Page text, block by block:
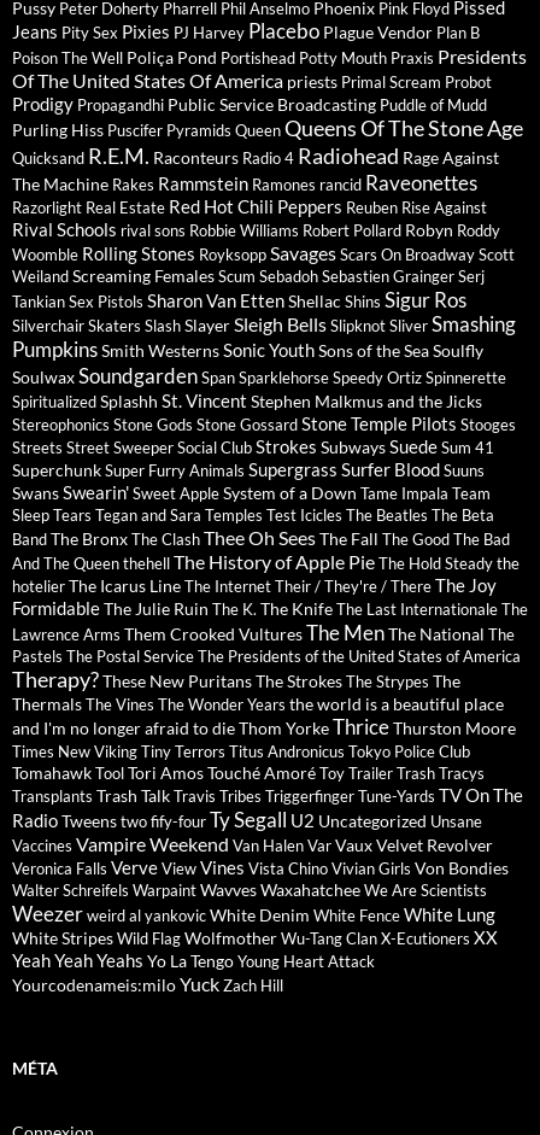
Pussy Peter Doherty Pharrell Phil Anselmo Phoenix Pink Floyd Pissed
Jeans Pity Sex Pixies PJ Harvey Placebo Plague Vendor Plan B
Poison The Well Poliça Pond Portishead Potty Mouth Praxis Presidents
Of The United States Of America priests Primal Scream Probot
Prodigy Propagandhi Public Service Broadcasting Puddle of Mudd
Purling Hiss Puscifer Pyramids QueenQueens Of The Stone Age
Quicksand R.E.M. Raconteurs Radio 4 Radiohead Rage Against
The Machine Rakes Rammstein Ramones rancid Raveonettes
Razorlight Real Estate Red Hot Chili Peppers Reuben Rise Against
Rival Schools rival sons Robbie Williams Robert Pollard Robyn Roddy
Woomble Rolling Stones RoyksoppSavagesScars On BroadwayScott
WeilandScreaming FemalesScum SebadohSebastien GraingerSerj
TankianSex Pistols Sharon Van EttenShellac Shins Sigur Ros
SilverchairSkaters SlashSlayerSleigh BellsSlipknotSliverSmashing
PumpkinsSmith WesternsSonic YouthSons of the SeaSoulfly
SoulwaxSoundgardenSpanSparklehorseSpeedy OrtizSpinnerette
SpiritualizedSplashh St. Vincent Stephen Malkmus and the Jicks
Stereophonics Stone Gods Stone GossardStone Temple Pilots Stooges
Streets Street Sweeper Social ClubStrokes SubwaysSuedeSum 41
SuperchunkSuper Furry Animals Supergrass Surfer BloodSuuns
SwansSwearin'Sweet AppleSystem of a Down Tame Impala Team
SleepTears Tegan and Sara Temples Test Icicles The Beatles The Beta
BandThe BronxThe ClashThee Oh SeesThe Fall The Good The Bad
And The QueenthehellThe History of Apple PieThe Hold Steadythe
hotelierThe Icarus LineThe InternetTheir / They're / ThereThe Joy
FormidableThe Julie Ruin The K. The KnifeThe Last InternationaleThe
Lawrence Arms Them Crooked VulturesThe MenThe National The
Pastels The Postal ServiceThe Presidents of the United States of America
Therapy?These New PuritansThe StrokesThe Strypes The
ThermalsThe Vines The Wonder Years the world is a beautiful place
and I'm no longer afraid to dieThom YorkeThriceThurston Moore
Times New VikingTiny Terrors Titus Andronicus Tokyo Police Club
TomahawkToolTori AmosTouché AmoréToyTrailer Trash Tracys
Transplants Trash TalkTravis Tribes TriggerfingerTune-Yards TV On The
RadioTweenstwo fify-fourTy Segall U2 Uncategorized Unsane
Vaccines Vampire Weekend Van HalenVarVauxVelvet Revolver
Veronica Falls VerveViewVines Vista ChinoVivian Girls Von Bondies
Walter Schreifels WarpaintWavvesWaxahatcheeWe Are Scientists
Weezerweird al yankovicWhite Denim White FenceWhite Lung
White StripesWild FlagWolfmotherWu-Tang ClanX-Ecutioners XX
Yeah Yeah Yeahs Yo La TengoYoung Heart Attack
Yourcodenameis:miloYuckZach Hill
MÉTA